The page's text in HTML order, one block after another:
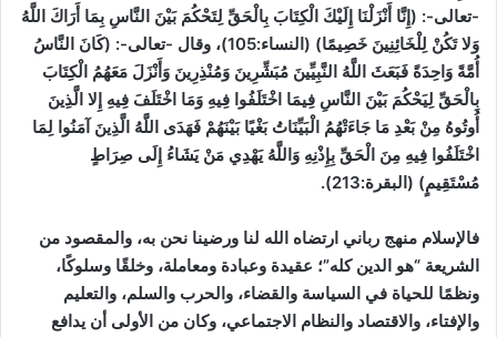
-تعالى-: (إِنَّا أَنْزَلْنَا إِلَيْكَ الْكِتَابَ بِالْحَقِّ لِتَحْكُمَ بَيْنَ النَّاسِ بِمَا أَرَاكَ اللَّهُ
وَلا تَكُنْ لِلْخَائِنِينَ خَصِيمًا) (النساء:105)
، وقال -تعالى-: (كَانَ النَّاسُ
أُمَّةً وَاحِدَةً فَبَعَثَ اللَّهُ النَّبِيِّينَ مُبَشِّرِينَ وَمُنْذِرِينَ وَأَنْزَلَ مَعَهُمُ الْكِتَابَ
بِالْحَقِّ لِيَحْكُمَ بَيْنَ النَّاسِ فِيمَا اخْتَلَفُوا فِيهِ وَمَا اخْتَلَفَ فِيهِ إِلا الَّذِينَ
أُوتُوهُ مِنْ بَعْدِ مَا جَاءَتْهُمُ الْبَيِّنَاتُ بَغْيًا بَيْنَهُمْ فَهَدَى اللَّهُ الَّذِينَ آمَنُوا لِمَا
اخْتَلَفُوا فِيهِ مِنَ الْحَقِّ بِإِذْنِهِ وَاللَّهُ يَهْدِي مَنْ يَشَاءُ إِلَى صِرَاطٍ
مُسْتَقِيمٍ) (البقرة:213) .
فالإسلام منهج رباني ارتضاه الله لنا ورضينا نحن به، والمقصود من
الشريعة “هو الدين كله”؛ عقيدة وعبادة ومعاملة، وخلقًا وسلوكًا،
ونظمًا للحياة في السياسة والقضاء، والحرب والسلم، والتعليم
والإفتاء، والاقتصاد والنظام الاجتماعي، وكان من الأولى أن يدافع